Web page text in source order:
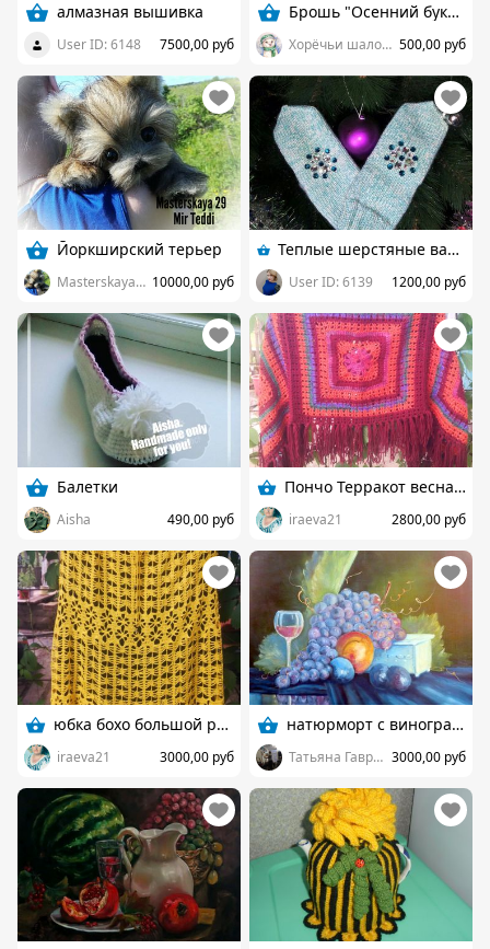
алмазная вышивка
User ID: 6148 7500,00 руб
Брошь "Осенний букет"
Хорёчьи шалости 500,00 руб
Йоркширский терьер
Masterskaya 29 10000,00 руб
Теплые шерстяные варежки со стразами
User ID: 6139 1200,00 руб
Балетки
Aisha 490,00 руб
Пончо Терракот весна-осень
iraeva21 2800,00 руб
юбка бохо большой размер
iraeva21 3000,00 руб
натюрморт с виноградом
Татьяна Гаврикова 3000,00 руб